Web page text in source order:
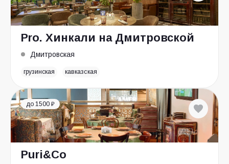
Pro. Хинкали на Дмитровской
Дмитровская
грузинская кавказская
до 1500 ₽
Puri&Co